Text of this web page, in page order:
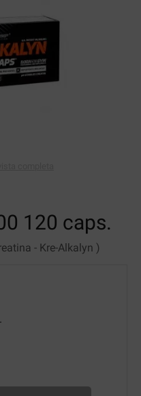
120 caps.
- Kre-Alkalyn )